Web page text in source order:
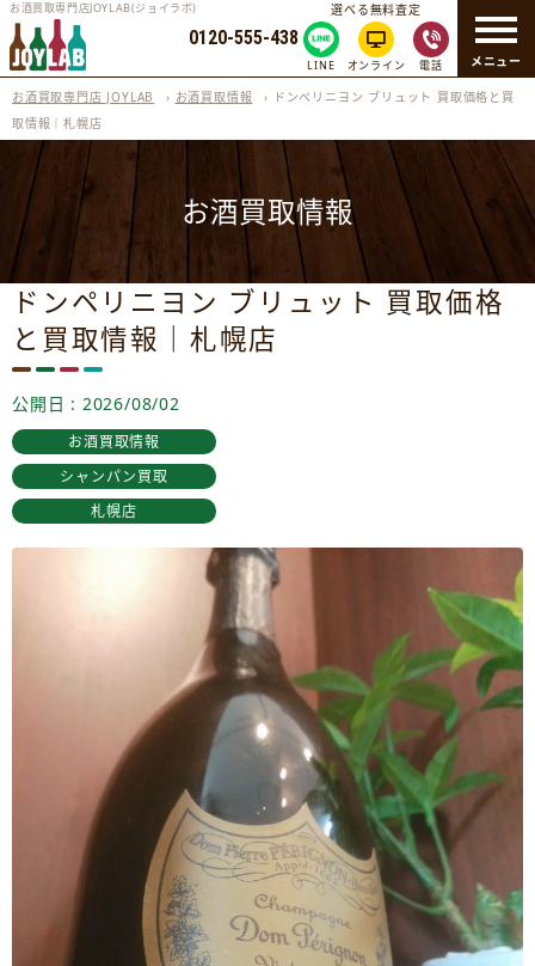
メニュー
お酒買取専門店JOYLAB(ジョイラボ)
0120-555-438
選べる無料査定
LINE オンライン 電話
お酒買取専門店 JOYLAB › お酒買取情報 › ドンペリニヨン ブリュット 買取価格と買
取情報｜札幌店
お酒買取情報
ドンペリニヨン ブリュット 買取価格
と買取情報｜札幌店
公開日 : 2026/08/02
お酒買取情報
シャンパン買取
札幌店